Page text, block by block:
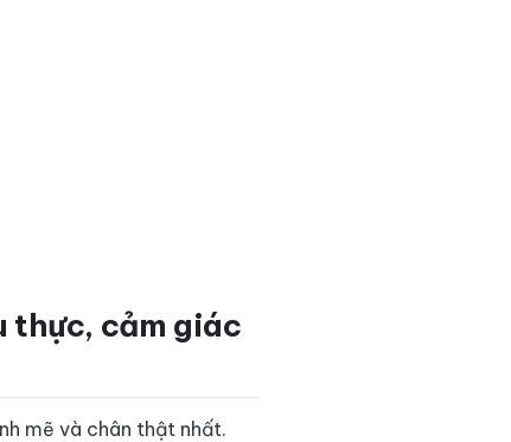
thực, cảm giác
mẽ và chân thật nhất.